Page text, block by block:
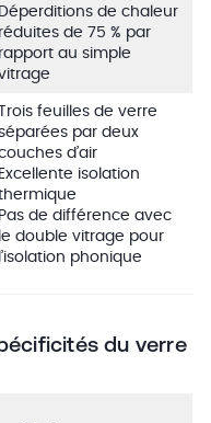
Déperditions de chaleur
réduites de 75 % par
rapport au simple
feuilles de verre
par deux
d’air
Excellente isolation
Pas de différence avec
le double vitrage pour
l’isolation phonique
du verre